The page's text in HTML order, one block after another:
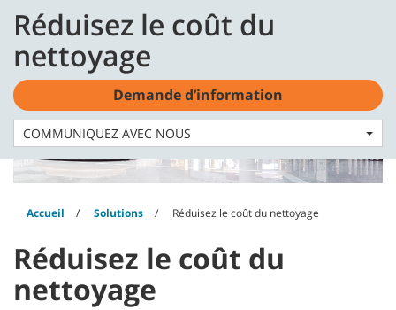
content
navigation
menu
Accueil Solutions Réduisez le coût du nettoyage
Réduisez le coût du
nettoyage
Réduisez le coût du
nettoyage
Demande d’information
COMMUNIQUEZ AVEC NOUS